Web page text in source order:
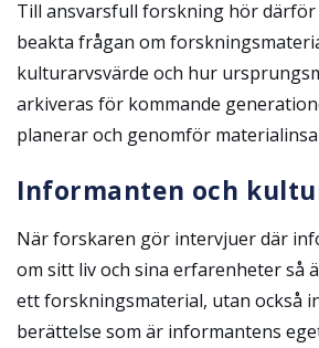
Till ansvarsfull forskning hör
beakta frågan om
kulturarvsvärde och hur
arkiveras för kommande
planerar och genomför
Informanten och
När forskaren gör intervjuer där
om sitt liv och sina erfarenheter så
ett forskningsmaterial, utan också
berättelse som är informantens